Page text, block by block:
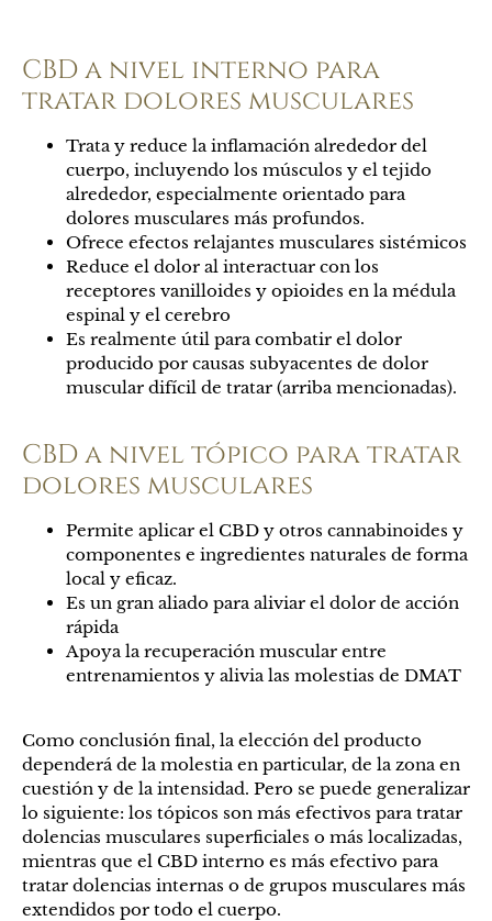
CBD a nivel interno para
tratar dolores musculares
Trata y reduce la inflamación alrededor del
cuerpo, incluyendo los músculos y el tejido
alrededor, especialmente orientado para
dolores musculares más profundos.
Ofrece efectos relajantes musculares sistémicos
Reduce el dolor al interactuar con los
receptores vanilloides y opioides en la médula
espinal y el cerebro
Es realmente útil para combatir el dolor
producido por causas subyacentes de dolor
muscular difícil de tratar (arriba mencionadas).
CBD a nivel tópico para tratar
dolores musculares
Permite aplicar el CBD y otros cannabinoides y
componentes e ingredientes naturales de forma
local y eficaz.
Es un gran aliado para aliviar el dolor de acción
rápida
Apoya la recuperación muscular entre
entrenamientos y alivia las molestias de DMAT
Como conclusión final, la elección del producto
dependerá de la molestia en particular, de la zona en
cuestión y de la intensidad. Pero se puede generalizar
lo siguiente: los tópicos son más efectivos para tratar
dolencias musculares superficiales o más localizadas,
mientras que el CBD interno es más efectivo para
tratar dolencias internas o de grupos musculares más
extendidos por todo el cuerpo.